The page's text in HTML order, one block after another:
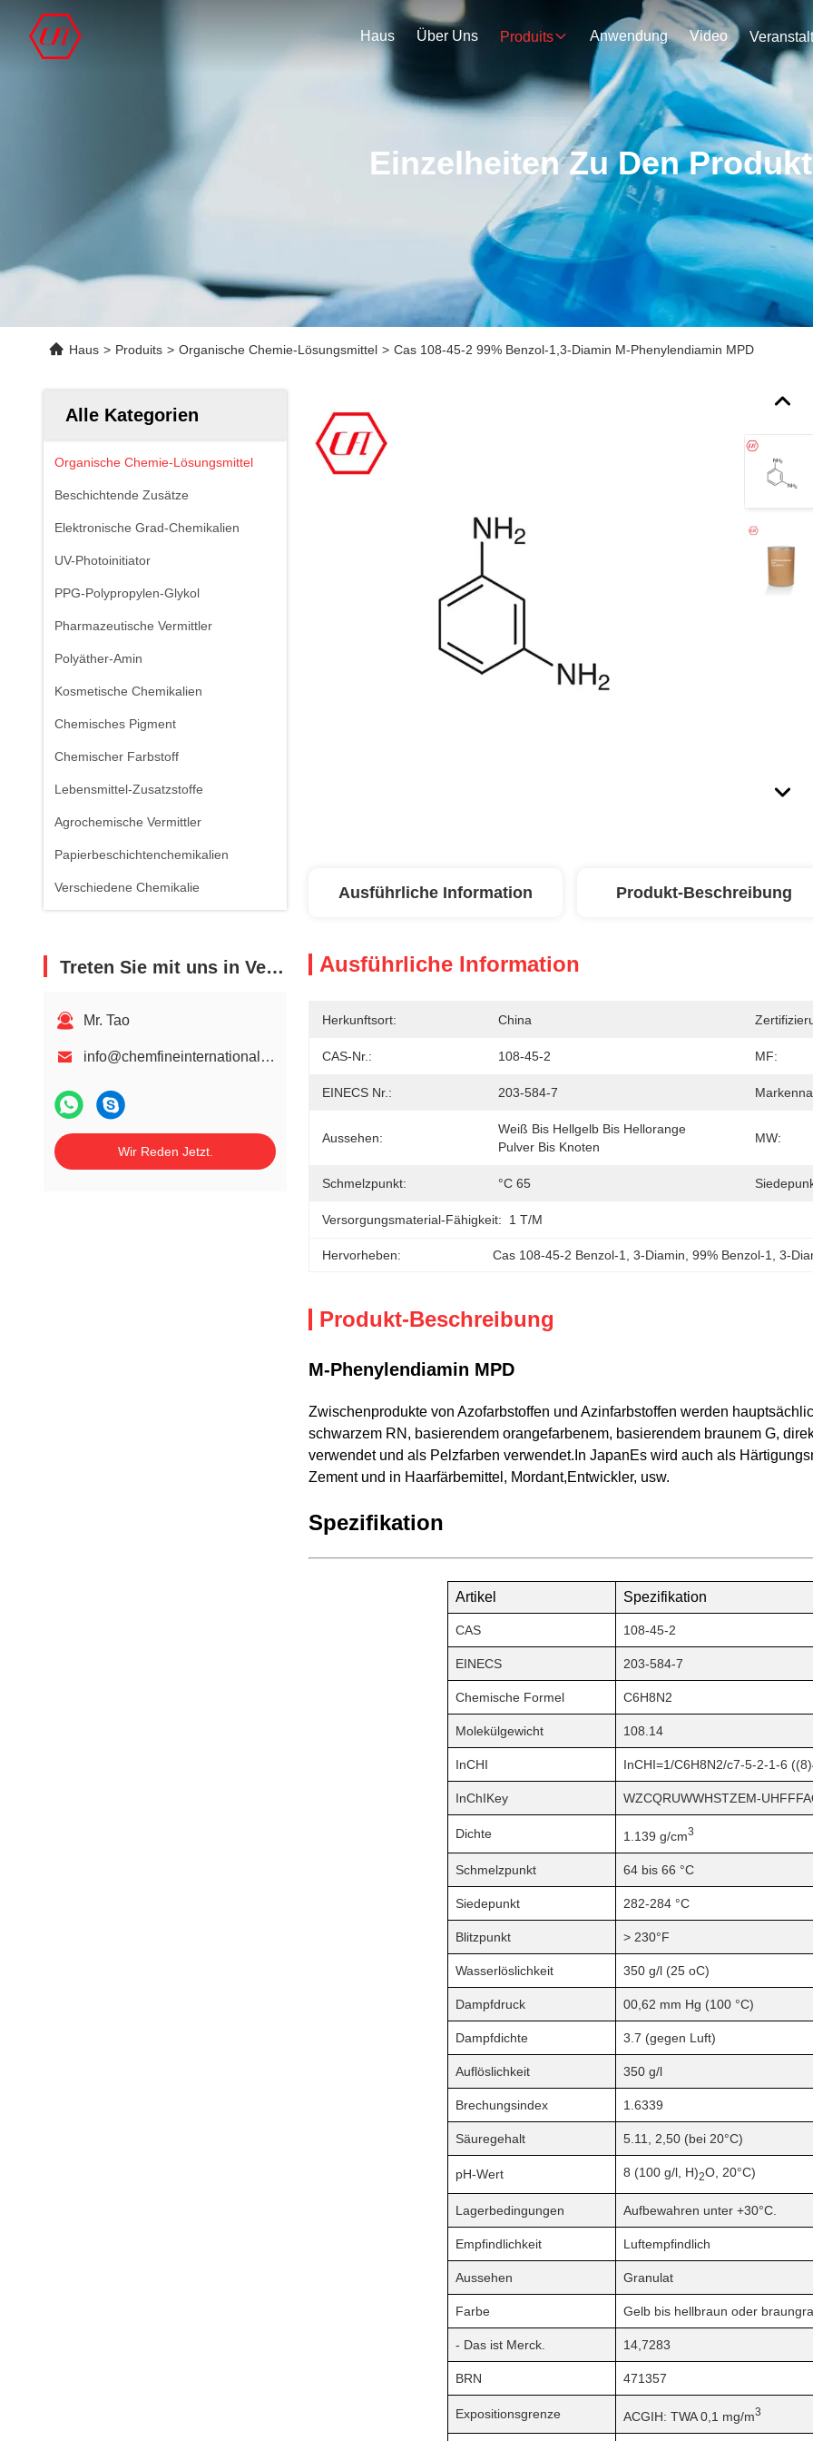
Haus Über Uns Produits Anwendung Video
Einzelheiten Zu Den
Haus > Produits > Organische Chemie-Lösungsmittel > Cas 108-45-2 99% Benzol-1,3-Diamin M-Phenylendiamin MPD
Alle Kategorien
Organische Chemie-Lösungsmittel
Beschichtende Zusätze
Elektronische Grad-Chemikalien
UV-Photoinitiator
PPG-Polypropylen-Glykol
Pharmazeutische Vermittler
Polyäther-Amin
Kosmetische Chemikalien
Chemisches Pigment
Chemischer Farbstoff
Lebensmittel-Zusatzstoffe
Agrochemische Vermittler
Papierbeschichtenchemikalien
Verschiedene Chemikalie
Treten Sie mit uns in Verbindung
Mr. Tao
info@chemfineinternational.com
Wir Reden Jetzt.
Ausführliche Information Produkt-Beschreibung
Ausführliche Information
Herkunftsort: China
CAS-Nr.: 108-45-2 MF:
EINECS Nr.: 203-584-7
Aussehen:
Weiß Bis Hellgelb Bis Hellorange
Pulver Bis Knoten
MW:
Schmelzpunkt: °C 65
Versorgungsmaterial-Fähigkeit: 1 T/M
Hervorheben: Cas 108-45-2 Benzol-1 , 3-Diamin , 99% Benzol-1 , 3-
Produkt-Beschreibung
M-Phenylendiamin MPD
Zwischenprodukte von Azofarbstoffen und Azinfarbstoffen werden
schwarzem RN, basierendem orangefarbenem, basierendem braunem G,
verwendet und als Pelzfarben verwendet.In JapanEs wird auch als
Zement und in Haarfärbemittel, Mordant,Entwickler, usw.
Spezifikation
Artikel Spezifikation
CAS 108-45-2
EINECS 203-584-7
Chemische Formel C6H8N2
Molekülgewicht 108.14
InCHI InCHI=1/C6H8N2/c7-5-2-1-6
InChIKey WZCQRUWWHSTZEM-
Dichte 1.139 g/cm3
Schmelzpunkt 64 bis 66 °C
Siedepunkt 282-284 °C
Blitzpunkt > 230°F
Wasserlöslichkeit 350 g/l (25 oC)
Dampfdruck 00,62 mm Hg (100 °C)
Dampfdichte 3.7 (gegen Luft)
Auflöslichkeit 350 g/l
Brechungsindex 1.6339
Säuregehalt 5.11, 2,50 (bei 20°C)
pH-Wert 8 (100 g/l, H)2O, 20°C)
Lagerbedingungen Aufbewahren unter +30°C.
Empfindlichkeit Luftempfindlich
Aussehen Granulat
Farbe Gelb bis hellbraun oder
- Das ist Merck. 14,7283
BRN 471357
Expositionsgrenze ACGIH: TWA 0,1 mg/m3